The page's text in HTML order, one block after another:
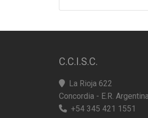
C.C.I.S.C.
La Rioja 622
Concordia - E.R. Argentina
+54 345 421 1551